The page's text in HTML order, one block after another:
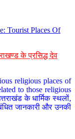
Tourist Places Of
के प्रसिद्ध देव
religious places of
to those religious
के धार्मिक स्थलों,
जानकारी और उनकी